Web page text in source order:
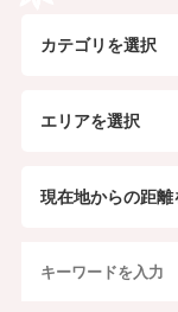
カテゴリを選択
エリアを選択
現在地からの距離